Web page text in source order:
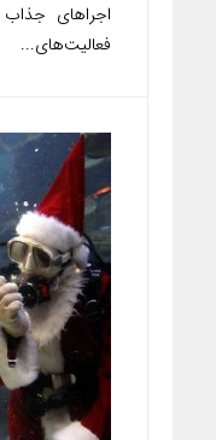
اجراهای جذاب
فعالیت‌های...